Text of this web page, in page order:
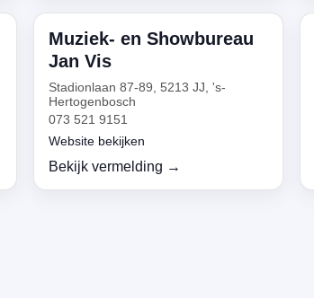
Muziek- en Showbureau
Jan Vis
Stadionlaan 87-89, 5213 JJ, 's-
Hertogenbosch
073 521 9151
Website bekijken
Bekijk vermelding →